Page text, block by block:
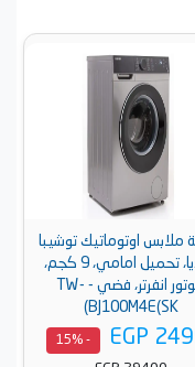
ملابس اوتوماتيك توشيبا
ميديا، تحميل امامي، 9 كجم،
موتور انفرتر، فضي - TW-
BJ100M4E(SK)
EGP
- 15%